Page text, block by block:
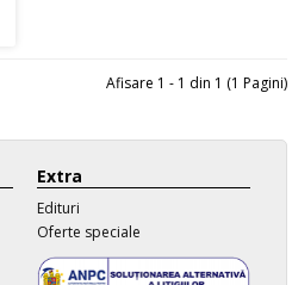
Afisare 1 - 1 din 1 (1 Pagini)
Extra
Edituri
Oferte speciale